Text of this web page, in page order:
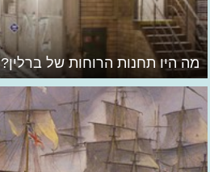
מה היו תחנות הרוחות של ברלין?